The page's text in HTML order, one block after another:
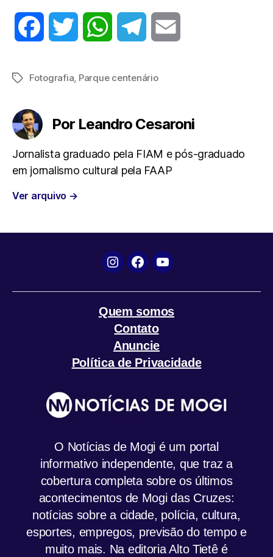
o
o
k
e A
p
r
m
TagsFotografia Parque centenário
Por Leandro Cesaroni
Jornalista graduado pela FIAM e pós-graduado
em jornalismo cultural pela FAAP
Ver arquivo →
Instagram
FacebookYouTube
Quem somos
Contato
Anuncie
Política de Privacidade
O Notícias de Mogi é um portal
informativo independente, que traz a
cobertura completa sobre os últimos
acontecimentos de Mogi das Cruzes:
notícias sobre a cidade, polícia, cultura,
esportes, empregos, previsão do tempo e
muito mais. Na editoria Alto Tietê é